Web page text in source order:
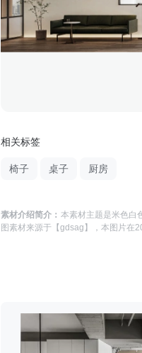
相关标签
椅子 桌子 厨房
素材介绍简介： 本素材主题是米色白
图 素材来源于 【gdsag】 ，本图片在